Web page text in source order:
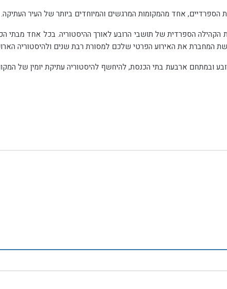
אחד מהמקומות המרגשים והמיוחדים ביותר של העיר העתיקה.
כמו כן, תוכלו ליהנות מסיור חווייתי המותאם